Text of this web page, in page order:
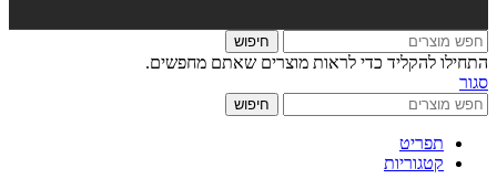
חיפוש
התחילו להקליד כדי לראות מוצרים שאתם מחפשים.
סגור
חיפוש
תפריט
קטגוריות